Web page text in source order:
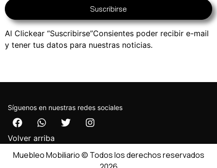
Suscribirse
Al Clickear “Suscribirse”Consientes poder recibir e-mail
y tener tus datos para nuestras noticias.
Síguenos en nuestras redes sociales
Volver arriba
Muebleo Mobiliario © Todos los derechos reservados